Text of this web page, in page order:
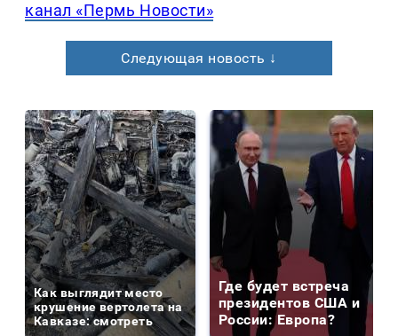
канал «Пермь Новости»
Следующая новость ↓
Как выглядит место
крушение вертолета на
Кавказе: смотреть
Где будет встреча
президентов США и
России: Европа?